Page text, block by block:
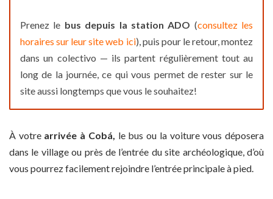
Prenez le bus depuis la station ADO (consultez les
horaires sur leur site web ici), puis pour le retour, montez
dans un colectivo — ils partent régulièrement tout au
long de la journée, ce qui vous permet de rester sur le
site aussi longtemps que vous le souhaitez!
À votre arrivée à Cobá, le bus ou la voiture vous déposera
dans le village ou près de l’entrée du site archéologique, d’où
vous pourrez facilement rejoindre l’entrée principale à pied.